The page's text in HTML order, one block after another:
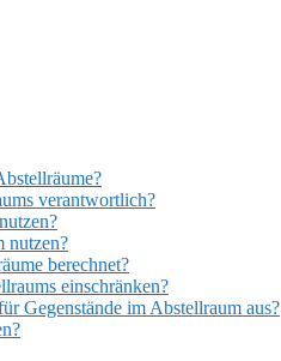
verantwortlich?
nutzen?
berechnet?
einschränken?
Gegenstände im Abstellraum aus?